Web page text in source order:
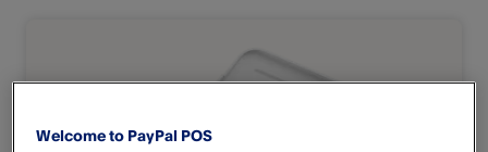
Welcome to PayPal POS